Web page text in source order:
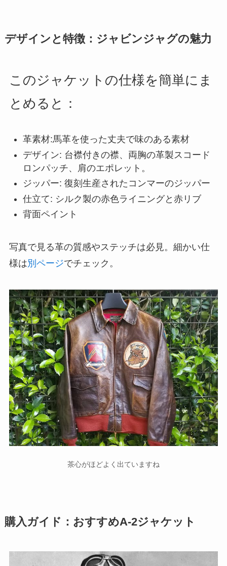
デザインと特徴：ジャビンジャグの魅力
このジャケットの仕様を簡単にま
とめると：
革素材:馬革を使った丈夫で味のある素材
デザイン: 台襟付きの襟、両胸の革製スコード
ロンパッチ、肩のエポレット。
ジッパー: 復刻生産されたコンマーのジッパー
仕立て: シルク製の赤色ライニングと赤リブ
背面ペイント
写真で見る革の質感やステッチは必見。細かい仕
様は別ページでチェック。
茶心がほどよく出ていますね
購入ガイド：おすすめA-2ジャケット